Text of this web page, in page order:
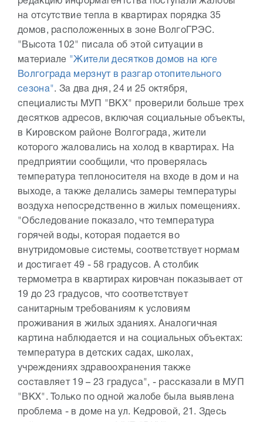
на отсутствие тепла в квартирах порядка 35
домов, расположенных в зоне ВолгоГРЭС.
"Высота 102" писала об этой ситуации в
материале "Жители десятков домов на юге
Волгограда мерзнут в разгар отопительного
сезона" . За два дня, 24 и 25 октября,
специалисты МУП "ВКХ" проверили больше трех
десятков адресов, включая социальные объекты,
в Кировском районе Волгограда, жители
которого жаловались на холод в квартирах. На
предприятии сообщили, что проверялась
температура теплоносителя на входе в дом и на
выходе, а также делались замеры температуры
воздуха непосредственно в жилых помещениях.
"Обследование показало, что температура
горячей воды, которая подается во
внутридомовые системы, соответствует нормам
и достигает 49 - 58 градусов. А столбик
термометра в квартирах кировчан показывает от
19 до 23 градусов, что соответствует
санитарным требованиям к условиям
проживания в жилых зданиях. Аналогичная
картина наблюдается и на социальных объектах:
температура в детских садах, школах,
учреждениях здравоохранения также
составляет 19 – 23 градуса", - рассказали в МУП
"ВКХ". Только по одной жалобе была выявлена
проблема - в доме на ул. Кедровой, 21. Здесь